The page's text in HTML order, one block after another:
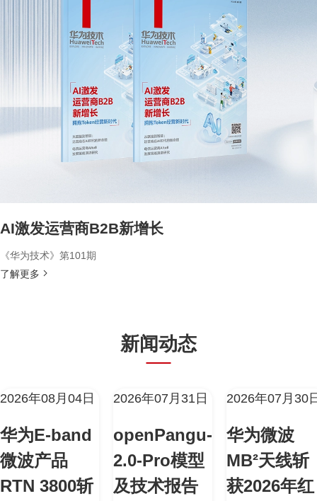
AI激发运营商B2B新增长
《华为技术》第101期
了解更多
新闻动态
2026年08月04日
华为E-band
微波产品
RTN 3800斩
2026年07月31日
openPangu-
2.0-Pro模型
及技术报告
2026年07月30
华为微波
MB²天线斩
获2026年红